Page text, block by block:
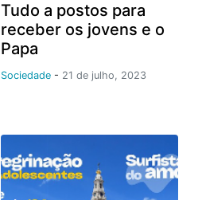
Tudo a postos para
receber os jovens e o
Papa
Sociedade - 21 de julho, 2023